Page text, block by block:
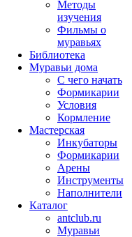
Методы
изучения
Фильмы о
муравьях
Библиотека
Муравьи дома
С чего начать
Формикарии
Условия
Кормление
Мастерская
Инкубаторы
Формикарии
Арены
Инструменты
Наполнители
Каталог
antclub.ru
Муравьи